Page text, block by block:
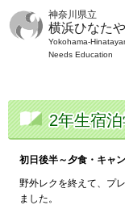
神奈川県立
横浜ひなた
Yokohama-
Needs Education
2年生宿
初日後半～夕食・キャ
野外レクを終えて、プ
ました。